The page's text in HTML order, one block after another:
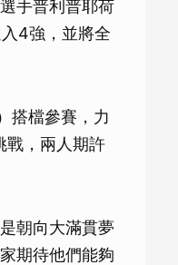
手普利普耶荷
4強，並將全
搭檔參賽，力
戰，兩人期許
朝向大滿貫夢
期待他們能夠